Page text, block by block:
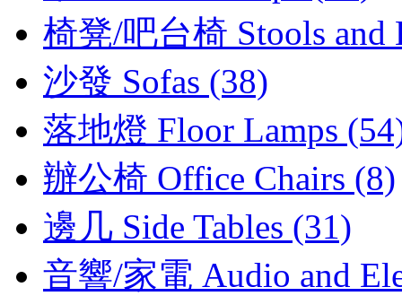
椅凳/吧台椅 Stools and
沙發 Sofas (38)
落地燈 Floor Lamps
辦公椅 Office Chairs (8)
邊几 Side Tables (31)
音響/家電 Audio and